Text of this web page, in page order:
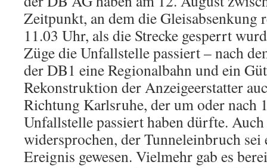
Zeitpunkt, an dem die Gleisabsenkung
11.03 Uhr, als die Strecke gesperrt
Züge die Unfallstelle passiert – nach
der DB1 eine Regionalbahn und ein
Rekonstruktion der Anzeigeerstatter
Richtung Karlsruhe, der um oder nach
Unfallstelle passiert haben dürfte.
widersprochen, der Tunneleinbruch
Ereignis gewesen. Vielmehr gab es